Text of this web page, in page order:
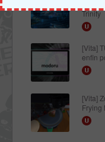
Trinity
[Vita]
enfin
[Vita]
Frying